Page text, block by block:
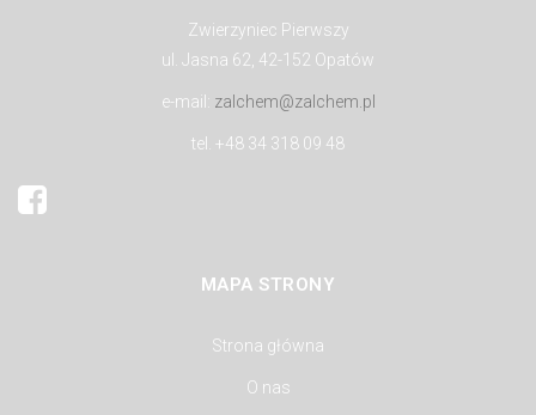
Zwierzyniec Pierwszy
ul. Jasna 62, 42-152 Opatów
e-mail: zalchem@zalchem.pl
tel. +48 34 318 09 48
MAPA STRONY
Strona główna
O nas